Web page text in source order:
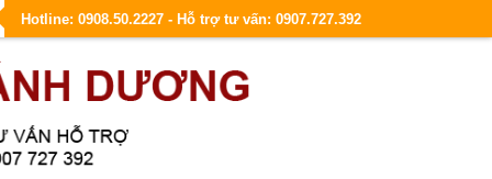
Hotline: 0908.50.2227 - Hỗ trợ tư vấn: 0907.727.392